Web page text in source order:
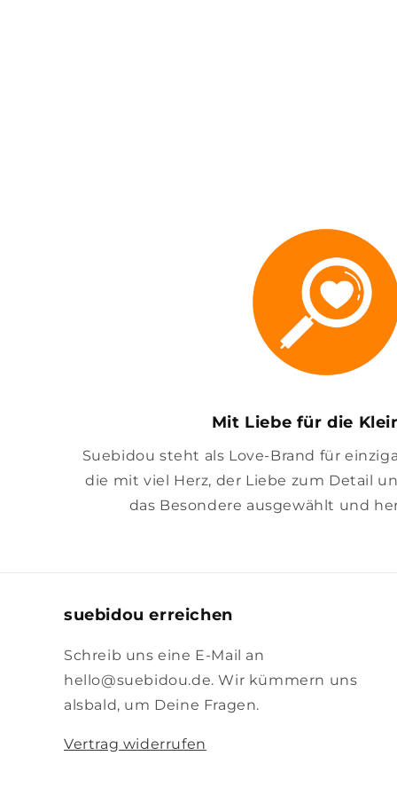
Mit Liebe für die
Suebidou steht als Love-Brand für
die mit viel Herz, der Liebe zum Detail
das Besondere ausgewählt und
suebidou erreichen
Schreib uns eine E-Mail an
hello@suebidou.de. Wir kümmern uns
alsbald, um Deine Fragen.
Vertrag widerrufen